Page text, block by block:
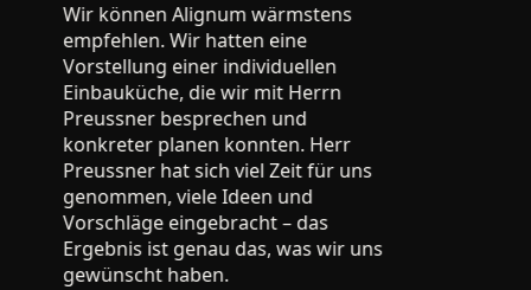
Wir können Alignum wärmstens
empfehlen. Wir hatten eine
Vorstellung einer individuellen
Einbauküche, die wir mit Herrn
Preussner besprechen und
konkreter planen konnten. Herr
Preussner hat sich viel Zeit für uns
genommen, viele Ideen und
Vorschläge eingebracht – das
Ergebnis ist genau das, was wir uns
gewünscht haben.